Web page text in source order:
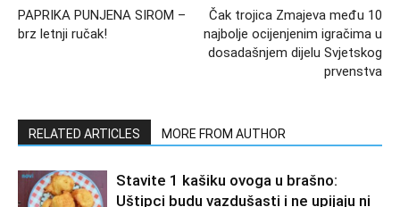
PAPRIKA PUNJENA SIROM –
brz letnji ručak!
Čak trojica Zmajeva među 10
najbolje ocijenjenim igračima u
dosadašnjem dijelu Svjetskog
prvenstva
RELATED ARTICLES MORE FROM AUTHOR
Stavite 1 kašiku ovoga u brašno:
Uštipci budu vazdušasti i ne upijaju ni